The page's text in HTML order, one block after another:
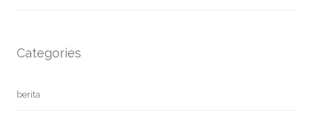
Categories
berita